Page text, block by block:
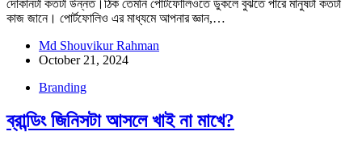
দোকানটা কতটা উন্নত।ঠিক তেমনি পোর্টফোলিওতে ডুকলে বুঝতে পারে মানুষটা কতটা
কাজ জানে। পোর্টফোলিও এর মাধ্যমে আপনার জ্ঞান,…
Md Shouvikur Rahman
October 21, 2024
Branding
ব্রান্ডিং জিনিসটা আসলে খাই না মাখে?